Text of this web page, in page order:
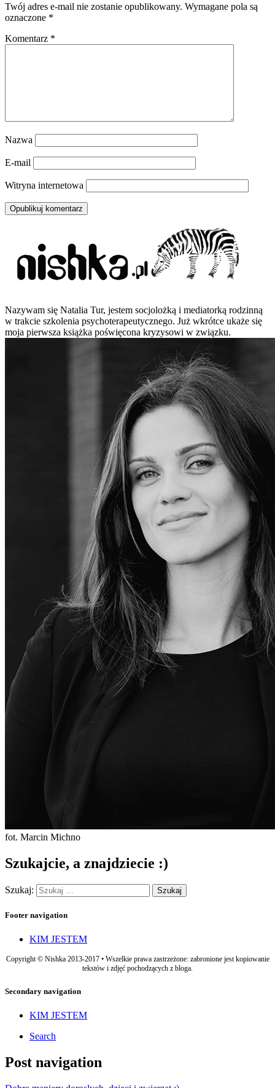
Twój adres e-mail nie zostanie opublikowany. Wymagane pola są
oznaczone *
Komentarz *
Nazwa
E-mail
Witryna internetowa
Nazywam się Natalia Tur, jestem socjolożką i mediatorką rodzinną
w trakcie szkolenia psychoterapeutycznego. Już wkrótce ukaże się
moja pierwsza książka poświęcona kryzysowi w związku.
fot. Marcin Michno
Szukajcie, a znajdziecie :)
Szukaj:
Footer navigation
KIM JESTEM
Copyright © Nishka 2013-2017 • Wszelkie prawa zastrzeżone: zabronione jest kopiowanie
tekstów i zdjęć pochodzących z bloga.
Secondary navigation
KIM JESTEM
Search
Post navigation